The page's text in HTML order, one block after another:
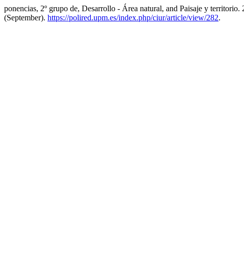
ponencias, 2º grupo de, Desarrollo - Área natural, and Paisaje y
(September). https://polired.upm.es/index.php/ciur/article/view/282.